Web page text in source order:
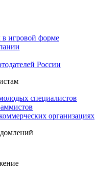
игровой форме
России
специалистов
организациях